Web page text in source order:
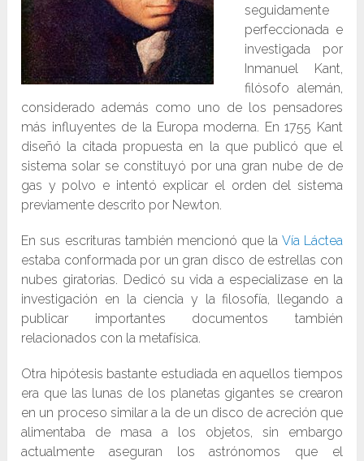
seguidamente
perfeccionada e
investigada por
Inmanuel Kant,
filósofo alemán,
considerado además como uno de los pensadores
más influyentes de la Europa moderna. En 1755 Kant
diseñó la citada propuesta en la que publicó que el
sistema solar se constituyó por una gran nube de de
gas y polvo e intentó explicar el orden del sistema
previamente descrito por Newton.
En sus escrituras también mencionó que la Vía Láctea
estaba conformada por un gran disco de estrellas con
nubes giratorias. Dedicó su vida a especializase en la
investigación en la ciencia y la filosofía, llegando a
publicar importantes documentos también
relacionados con la metafísica.
Otra hipótesis bastante estudiada en aquellos tiempos
era que las lunas de los planetas gigantes se crearon
en un proceso similar a la de un disco de acreción que
alimentaba de masa a los objetos, sin embargo
actualmente aseguran los astrónomos que el